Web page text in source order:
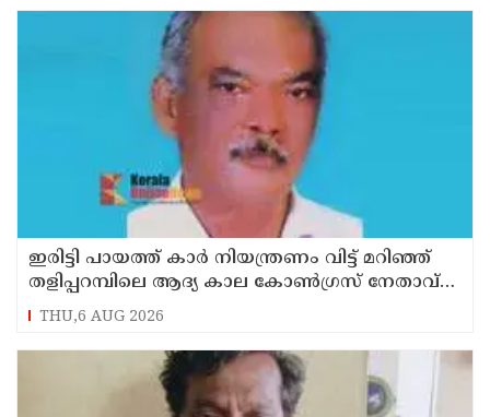
ഇരിട്ടി പായത്ത് കാർ നിയന്ത്രണം വിട്ട് മറിഞ്ഞ്
തളിപ്പറമ്പിലെ ആദ്യ കാല കോണ്‍ഗ്രസ് നേതാവ്
മരിച്ചു
THU,6 AUG 2026